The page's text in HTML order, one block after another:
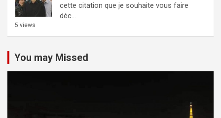
cette citation que je souhaite vous faire
déc...
5 views
You may Missed